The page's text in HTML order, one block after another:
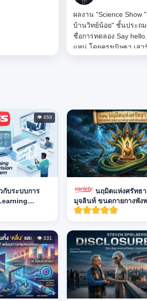
เรื่อง "คลิป
ช้างข้าม มี
ะแสดงออกได้
ามสำเร็จใน
นำเสนอเป็นขั้นเป็นตอน
นักเรียนก็ดูตั้งใจดีมาก 👍
👁 458
กับระบบการ
นฤมิตแห่งศรัทธ
มุจลินท์ ขนดกายกางพัง
พระสัมมาสัมพุทธเจ้า
👁 331